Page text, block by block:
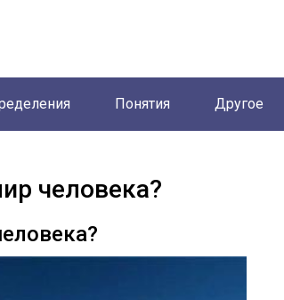
Понятия Другое
человека?